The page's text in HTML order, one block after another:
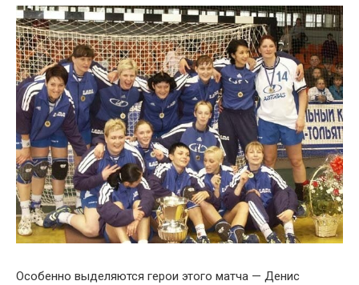
Особенно выделяются герои этого матча — Денис